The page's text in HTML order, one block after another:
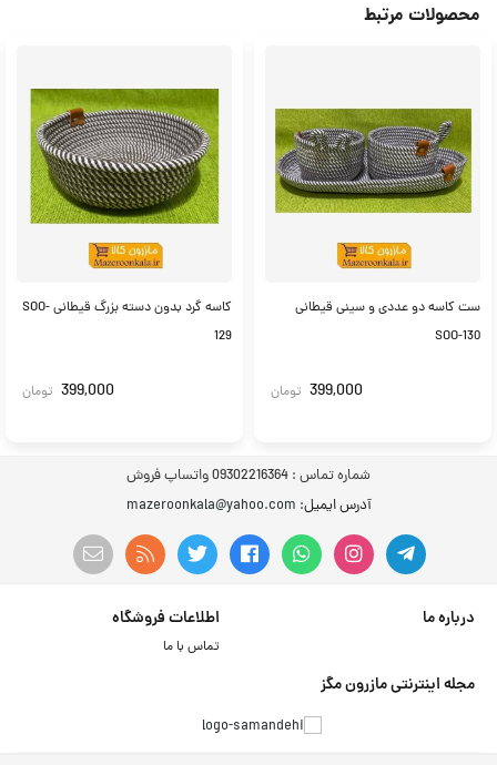
محصولات مرتبط
ست کاسه دو عددی و سینی قیطانی
SOO-130
399,000 تومان
کاسه گرد بدون دسته بزرگ قیطانی SOO-
129
399,000 تومان
شماره تماس : 09302216364 واتساپ فروش
آدرس ایمیل: mazeroonkala@yahoo.com
درباره ما اطلاعات فروشگاه
تماس با ما
مجله اینترنتی مازرون مگز